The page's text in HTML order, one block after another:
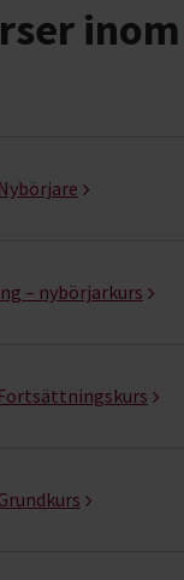
inom
– nybörjarkurs